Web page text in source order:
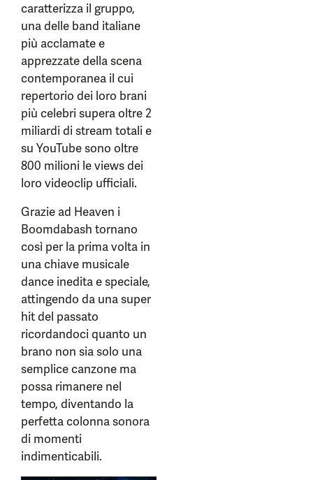
caratterizza il gruppo,
una delle band italiane
più acclamate e
apprezzate della scena
contemporanea il cui
repertorio dei loro brani
più celebri supera oltre 2
miliardi di stream totali e
su YouTube sono oltre
800 milioni le views dei
loro videoclip ufficiali.
Grazie ad Heaven i
Boomdabash tornano
così per la prima volta in
una chiave musicale
dance inedita e speciale,
attingendo da una super
hit del passato
ricordandoci quanto un
brano non sia solo una
semplice canzone ma
possa rimanere nel
tempo, diventando la
perfetta colonna sonora
di momenti
indimenticabili.